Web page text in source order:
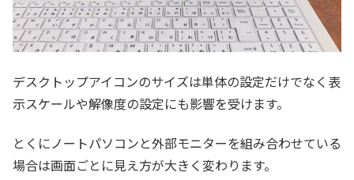
デスクトップアイコンのサイズは単体の設定だけでなく表
示スケールや解像度の設定にも影響を受けます。
とくにノートパソコンと外部モニターを組み合わせている
場合は画面ごとに見え方が大きく変わります。